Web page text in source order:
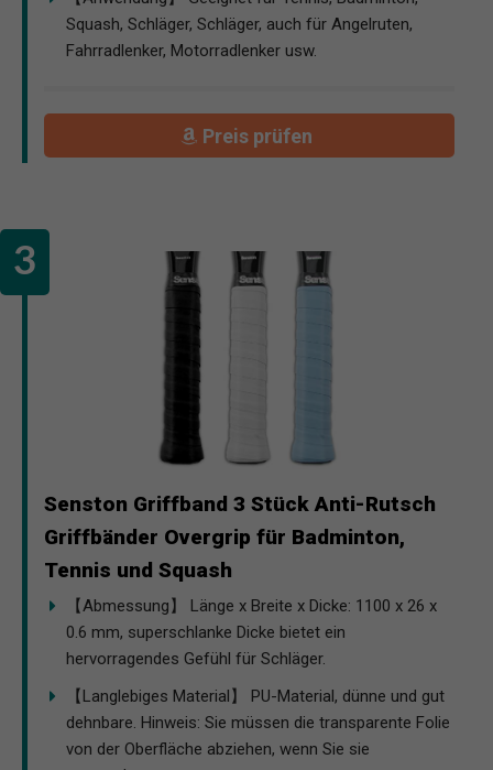
Squash, Schläger, Schläger, auch für Angelruten,
Fahrradlenker, Motorradlenker usw.
Preis prüfen
Senston Griffband 3 Stück Anti-Rutsch
Griffbänder Overgrip für Badminton,
Tennis und Squash
【Abmessung】 Länge x Breite x Dicke: 1100 x 26 x
0.6 mm, superschlanke Dicke bietet ein
hervorragendes Gefühl für Schläger.
【Langlebiges Material】 PU-Material, dünne und gut
dehnbare. Hinweis: Sie müssen die transparente Folie
von der Oberfläche abziehen, wenn Sie sie